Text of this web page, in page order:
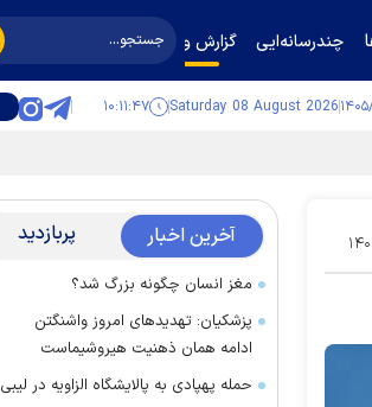
چندرسانه‌ایی گزارش و گفت‌وگو
Saturday 08 August 2026 ۱۰:۱۱:۴۸
۲۱ آخرین اخبار پربازدید
مغز انسان چگونه بزرگ شد؟
پزشکیان: تهدید‌های امروز واشنگتن
ادامه همان ذهنیت هیروشیماست
حمله پهپادی به پالایشگاه الزاویه در لیبی